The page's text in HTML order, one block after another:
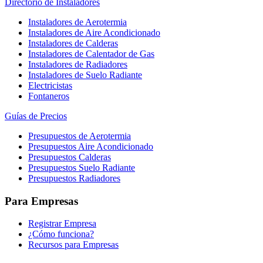
Instaladores de Aerotermia
Instaladores de Aire Acondicionado
Instaladores de Calderas
Instaladores de Calentador de Gas
Instaladores de Radiadores
Instaladores de Suelo Radiante
Electricistas
Fontaneros
Guías de Precios
Presupuestos de Aerotermia
Presupuestos Aire Acondicionado
Presupuestos Calderas
Presupuestos Suelo Radiante
Presupuestos Radiadores
Para Empresas
Registrar Empresa
¿Cómo funciona?
Recursos para Empresas